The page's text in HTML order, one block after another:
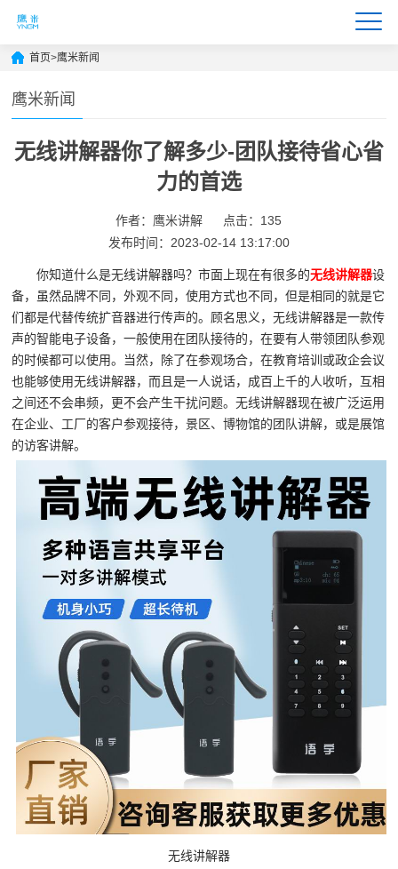
首页>鹰米新闻
鹰米新闻
无线讲解器你了解多少-团队接待省心省
力的首选
作者：鹰米讲解
点击：135
发布时间：2023-02-14 13:17:00
你知道什么是无线讲解器吗？市面上现在有很多的无线讲解器设
备，虽然品牌不同，外观不同，使用方式也不同，但是相同的就是它
们都是代替传统扩音器进行传声的。顾名思义，无线讲解器是一款传
声的智能电子设备，一般使用在团队接待的，在要有人带领团队参观
的时候都可以使用。当然，除了在参观场合，在教育培训或政企会议
也能够使用无线讲解器，而且是一人说话，成百上千的人收听，互相
之间还不会串频，更不会产生干扰问题。无线讲解器现在被广泛运用
在企业、工厂的客户参观接待，景区、博物馆的团队讲解，或是展馆
的访客讲解。
无线讲解器